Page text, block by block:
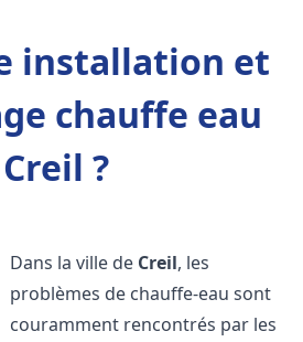
installation et
chauffe eau
Creil ?
Dans la ville de Creil, les
problèmes de chauffe-eau sont
couramment rencontrés par les